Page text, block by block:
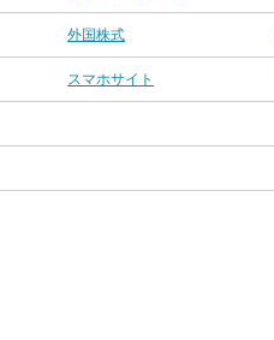
外国株式
スマホサイト